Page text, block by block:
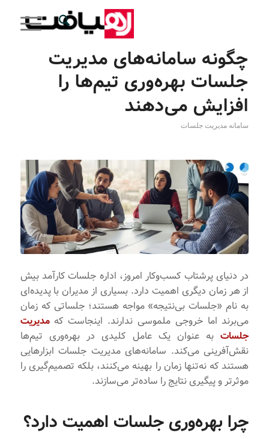
چگونه سامانه‌های مدیریت
جلسات بهره‌وری تیم‌ها را
افزایش می‌دهند
سامانه مدیریت جلسات
در دنیای پرشتاب کسب‌وکار امروز، اداره جلسات کارآمد بیش
از هر زمان دیگری اهمیت دارد. بسیاری از مدیران با پدیده‌ای
به نام «جلسات بی‌نتیجه» مواجه هستند؛ جلساتی که زمان
می‌برند اما خروجی ملموسی ندارند. اینجاست کهمدیریت
جلساتبه عنوان یک عامل کلیدی در بهره‌وری تیم‌ها
نقش‌آفرینی می‌کند. سامانه‌های مدیریت جلسات ابزارهایی
هستند که نه‌تنها زمان را بهینه می‌کنند، بلکه تصمیم‌گیری را
موثرتر و پیگیری نتایج را ساده‌تر می‌سازند.
چرا بهره‌وری جلسات اهمیت دارد؟